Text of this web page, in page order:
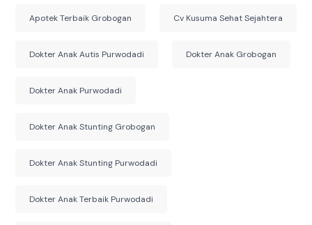
Apotek Terbaik Grobogan Cv Kusuma Sehat Sejahtera
Dokter Anak Autis Purwodadi Dokter Anak Grobogan
Dokter Anak Purwodadi
Dokter Anak Stunting Grobogan
Dokter Anak Stunting Purwodadi
Dokter Anak Terbaik Purwodadi